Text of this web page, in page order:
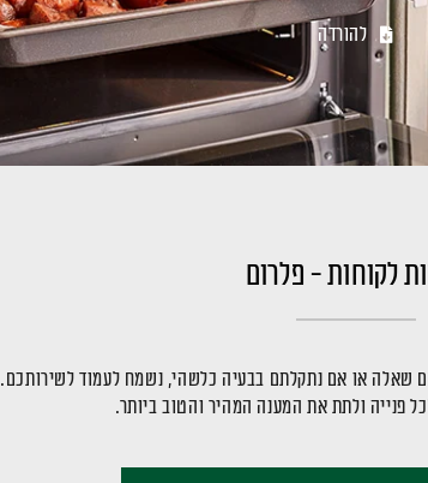
להורדה
לקוחות - פלרום
שאלה או אם נתקלתם בבעיה כלשהי, נשמח לעמוד לשירותכם.
פנייה ולתת את המענה המהיר והטוב ביותר.